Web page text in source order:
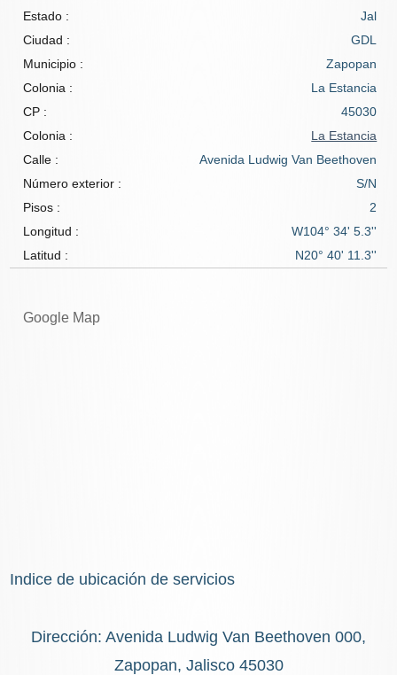
Estado :
Jal
Ciudad :
GDL
Municipio :
Zapopan
Colonia :
La Estancia
CP :
45030
Colonia :
La Estancia
Calle :
Avenida Ludwig Van Beethoven
Número exterior :
S/N
Pisos :
2
Longitud :
W104° 34' 5.3''
Latitud :
N20° 40' 11.3''
Google Map
Indice de ubicación de servicios
Dirección: Avenida Ludwig Van Beethoven 000,
Zapopan, Jalisco 45030